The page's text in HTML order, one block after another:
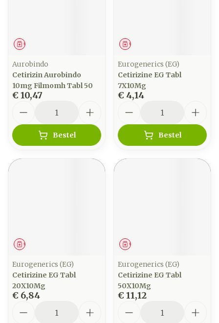
Geneesmiddel
Aurobindo
Cetirizin Aurobindo
10mg Filmomh Tabl 50
€ 10,47
Bestel
Geneesmiddel
Eurogenerics (EG)
Cetirizine EG Tabl
7X10Mg
€ 4,14
Bestel
Geneesmiddel
Eurogenerics (EG)
Cetirizine EG Tabl
20X10Mg
€ 6,84
Geneesmiddel
Eurogenerics (EG)
Cetirizine EG Tabl
50X10Mg
€ 11,12